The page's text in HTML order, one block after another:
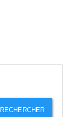
RECHERCHER